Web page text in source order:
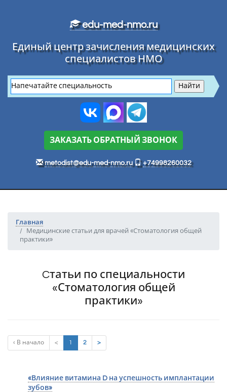
edu-med-nmo.ru
Единый центр зачисления медицинских
специалистов НМО
ЗАКАЗАТЬ ОБРАТНЫЙ ЗВОНОК
metodist@edu-med-nmo.ru +74998260032
Главная
Медицинские статьи для врачей «Стоматология общей
практики»
Cтатьи по специальности
«Стоматология общей
практики»
‹ В начало < 1 (current)
2 >
«Влияние витамина D на успешность имплантации
зубов»